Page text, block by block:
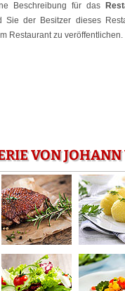
Beschreibung für das
Sie der Besitzer dieses
Restaurant zu veröffentlichen.
VON